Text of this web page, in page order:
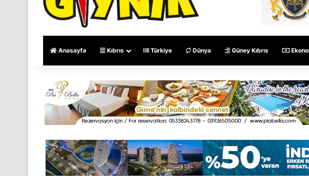
Anasayfa Kıbrıs Türkiye Dünya Güney Kıbrıs